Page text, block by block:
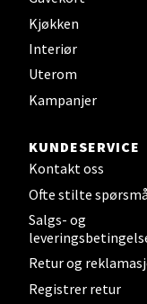
Kjøkken
Interiør
Uterom
Kampanjer
KUNDESERVICE
Kontakt oss
Ofte stilte
Salgs- og
Retur og
Registrer retur
Åpent i dag 10-21
Torget 7, 3210
Åpent i dag 10-